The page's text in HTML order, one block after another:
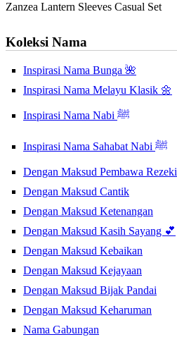
Zanzea Lantern Sleeves Casual Set
Koleksi Nama
Inspirasi Nama Bunga 🌺
Inspirasi Nama Melayu Klasik 🌼
Inspirasi Nama Nabi ﷺ
Inspirasi Nama Sahabat Nabi ﷺ
Dengan Maksud Pembawa Rezeki
Dengan Maksud Cantik
Dengan Maksud Ketenangan
Dengan Maksud Kasih Sayang 💕
Dengan Maksud Kebaikan
Dengan Maksud Kejayaan
Dengan Maksud Bijak Pandai
Dengan Maksud Keharuman
Nama Gabungan